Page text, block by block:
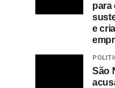
para
e
São